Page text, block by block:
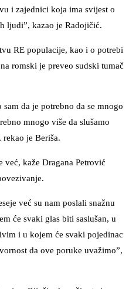
i zajednici koja ima svijest o
ljudi”, kazao je Radojičić.
RE populacije, kao i o potrebi
romski je preveo sudski tumač
da je potrebno da se mnogo
mnogo više da slušamo
je Beriša.
kaže Dragana Petrović
već su nam poslali snažnu
će svaki glas biti saslušan, u
i u kojem će svaki pojedinac
da ove poruke uvažimo”,